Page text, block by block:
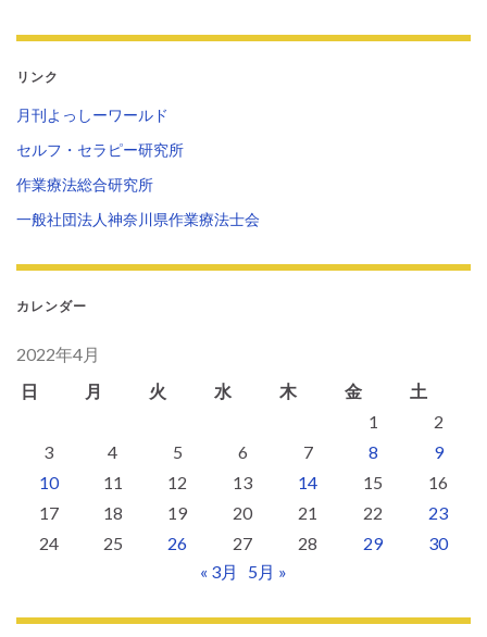
リンク
月刊よっしーワールド
セルフ・セラピー研究所
作業療法総合研究所
一般社団法人神奈川県作業療法士会
カレンダー
2022年4月
日
月 火 水 木 金
土
1
2
3
4 5 6 7 8
9
10
11 12 13 14 15
16
17
18 19 20 21 22
23
24
25 26 27 28 29
30
« 3月
5月 »